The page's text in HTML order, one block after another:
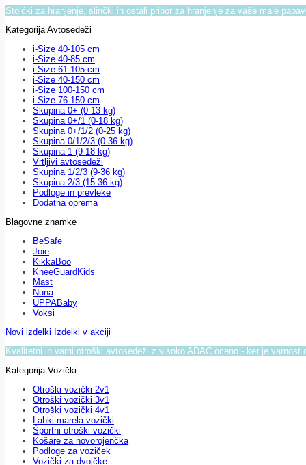
Stolčki za hranjenje, slinčki in ostali pribor za hranjenje za vaše male
Kategorija Avtosedeži
i-Size 40-105 cm
i-Size 40-85 cm
i-Size 61-105 cm
i-Size 40-150 cm
i-Size 100-150 cm
i-Size 76-150 cm
Skupina 0+ (0-13 kg)
Skupina 0+/1 (0-18 kg)
Skupina 0+/1/2 (0-25 kg)
Skupina 0/1/2/3 (0-36 kg)
Skupina 1 (9-18 kg)
Vrtljivi avtosedeži
Skupina 1/2/3 (9-36 kg)
Skupina 2/3 (15-36 kg)
Podloge in prevleke
Dodatna oprema
Blagovne znamke
BeSafe
Joie
KikkaBoo
KneeGuardKids
Mast
Nuna
UPPABaby
Voksi
Novi izdelki Izdelki v akciji
Kvalitetni in varni otroški avtosedeži z visoko ADAC oceno - ker je varnost
Kategorija Vozički
Otroški vozički 2v1
Otroški vozički 3v1
Otroški vozički 4v1
Lahki marela vozički
Športni otroški vozički
Košare za novorojenčka
Podloge za voziček
Vozički za dvojčke